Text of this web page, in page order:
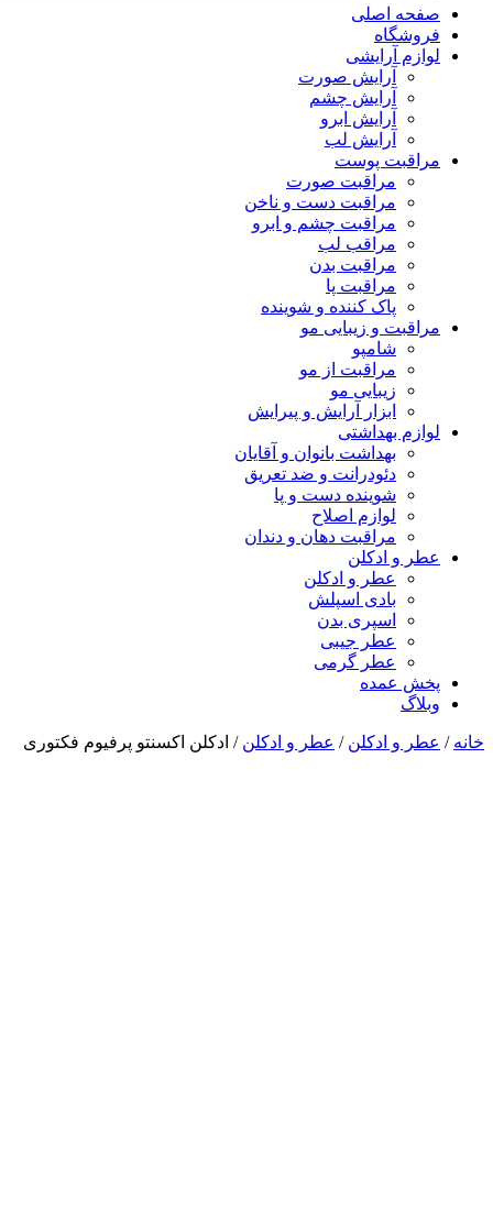
صفحه اصلی
فروشگاه
لوازم آرایشی
آرایش صورت
آرایش چشم
آرایش ابرو
آرایش لب
مراقبت پوست
مراقبت صورت
مراقبت دست و ناخن
مراقبت چشم و ابرو
مراقب لب
مراقبت بدن
مراقبت پا
پاک کننده و شوینده
مراقبت و زیبایی مو
شامپو
مراقبت از مو
زیبایی مو
ابزار آرایش و پیرایش
لوازم بهداشتی
بهداشت بانوان و آقایان
دئودرانت و ضد تعریق
شوینده دست و پا
لوازم اصلاح
مراقبت دهان و دندان
عطر و ادکلن
عطر و ادکلن
بادی اسپلش
اسپری بدن
عطر جیبی
عطر گرمی
پخش عمده
وبلاگ
خانه / عطر و ادکلن / عطر و ادکلن / ادکلن اکسنتو پرفیوم فکتوری